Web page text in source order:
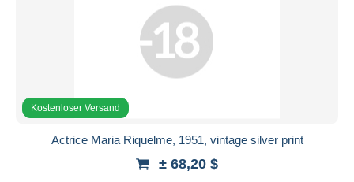
Kostenloser Versand
Actrice Maria Riquelme, 1951, vintage silver print
± 68,20 $